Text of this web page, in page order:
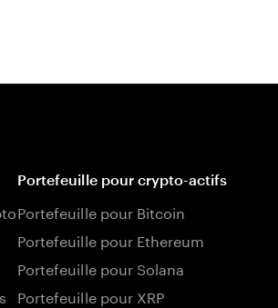
Portefeuille pour crypto-actifs
Portefeuille pour Bitcoin
Portefeuille pour Ethereum
Portefeuille pour Solana
Portefeuille pour XRP